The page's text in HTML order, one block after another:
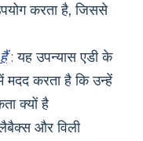
करता है, जिससे
: यह उपन्यास एडी के
करता है कि उन्हें
क्यों है
और विली